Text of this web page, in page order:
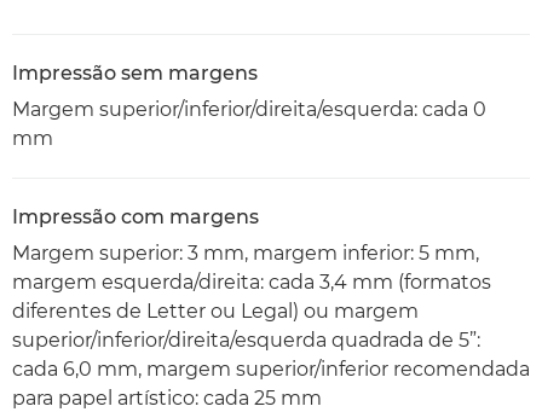
Impressão sem margens
Margem superior/inferior/direita/esquerda: cada 0
mm
Impressão com margens
Margem superior: 3 mm, margem inferior: 5 mm,
margem esquerda/direita: cada 3,4 mm (formatos
diferentes de Letter ou Legal) ou margem
superior/inferior/direita/esquerda quadrada de 5”:
cada 6,0 mm, margem superior/inferior recomendada
para papel artístico: cada 25 mm